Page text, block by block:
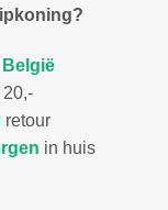
retour
in huis